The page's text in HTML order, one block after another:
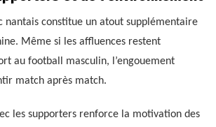
nantais constitue un atout supplémentaire
Même si les affluences restent
au football masculin, l’engouement
match après match.
les supporters renforce la motivation des